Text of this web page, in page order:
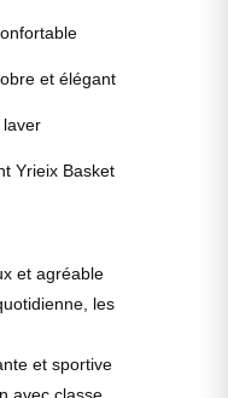
et élégant
laver
Yrieix Basket
et agréable
les
et sportive